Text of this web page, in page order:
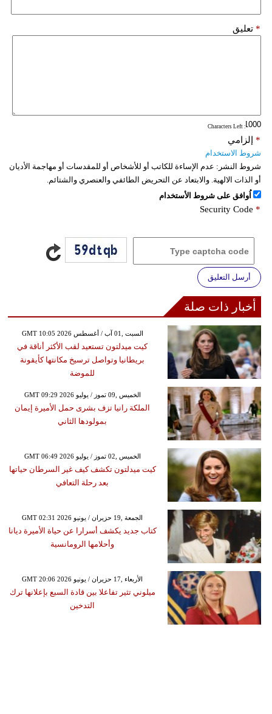
تعليق *
: Characters Left
إلزامي *
شروط الاستخدام
شروط النشر: عدم الإساءة للكاتب أو للأشخاص أو للمقدسات أو مهاجمة الأديان
أو الذات الالهية. والابتعاد عن التحريض الطائفي والعنصري والشتائم.
اُوافق على شروط الأستخدام
Security Code *
أرسل التعليق
أخبار ذات صلة
GMT 10:05 2026 السبت ,01 آب / أغسطس
كيت ميدلتون تستعيد لقب الأكثر أناقة في
بريطانيا وتواصل ترسيخ مكانتها كأيقونة
للموضة
GMT 09:29 2026 الخميس ,09 تموز / يوليو
الملكة رانيا تزف بشرى حمل الأميرة إيمان
بمولودها الثاني
GMT 06:49 2026 الخميس ,02 تموز / يوليو
كيت ميدلتون تكشف كيف غير السرطان حياتها
بعد رحلة التعافي
GMT 02:31 2026 الجمعة ,19 حزيران / يونيو
كتاب جديد يكشف أسرارا عن حياة الأميرة ديانا
وأحلامها الرومانسية
GMT 20:06 2026 الأربعاء ,17 حزيران / يونيو
ميلوني تثير تفاعلا بين قادة السبع بإعلانها ترك
التدخين